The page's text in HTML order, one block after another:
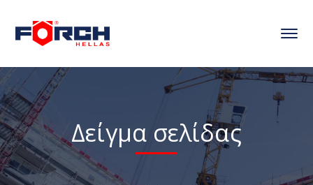
Δείγμα σελίδας